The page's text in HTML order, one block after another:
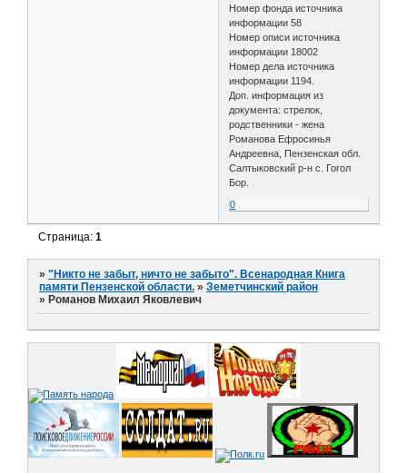
Номер фонда источника
информации 58
Номер описи источника
информации 18002
Номер дела источника
информации 1194.
Доп. информация из
документа: стрелок,
родственники - жена
Романова Ефросинья
Андреевна, Пензенская обл.
Салтыковский р-н с. Гогол
Бор.
0
Страница:1
»"Никто не забыт, ничто не забыто". Всенародная Книга
памяти Пензенской области. »Земетчинский район
» Романов Михаил Яковлевич